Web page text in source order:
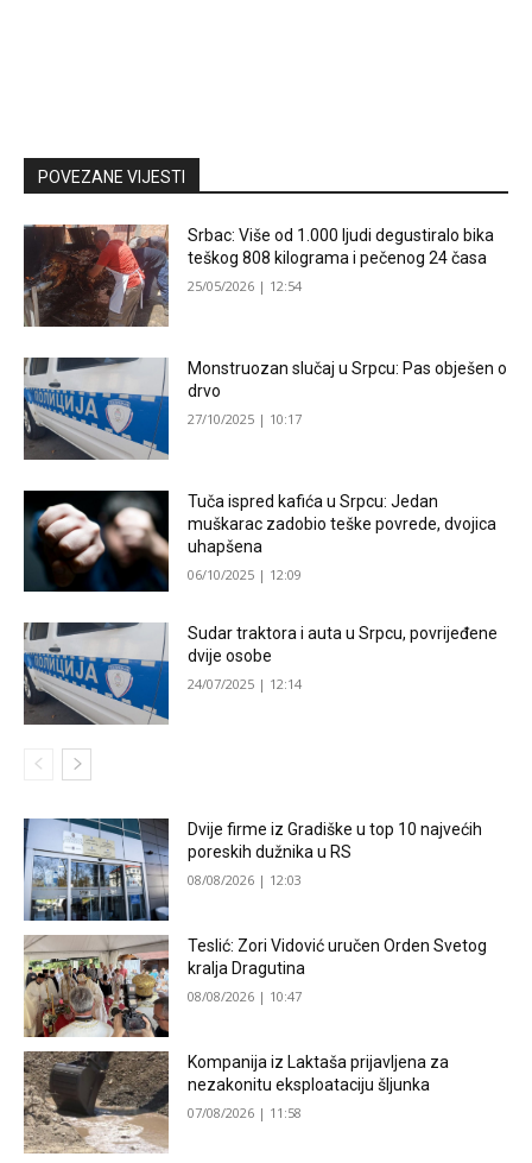
POVEZANE VIJESTI
Srbac: Više od 1.000 ljudi degustiralo bika
teškog 808 kilograma i pečenog 24 časa
25/05/2026 | 12:54
Monstruozan slučaj u Srpcu: Pas obješen o
drvo
27/10/2025 | 10:17
Tuča ispred kafića u Srpcu: Jedan
muškarac zadobio teške povrede, dvojica
uhapšena
06/10/2025 | 12:09
Sudar traktora i auta u Srpcu, povrijeđene
dvije osobe
24/07/2025 | 12:14
Dvije firme iz Gradiške u top 10 najvećih
poreskih dužnika u RS
08/08/2026 | 12:03
Teslić: Zori Vidović uručen Orden Svetog
kralja Dragutina
08/08/2026 | 10:47
Kompanija iz Laktaša prijavljena za
nezakonitu eksploataciju šljunka
07/08/2026 | 11:58